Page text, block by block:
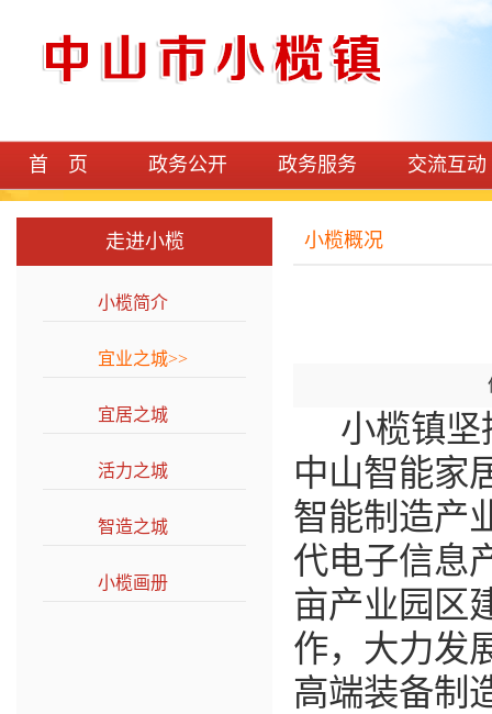
首 页 政务公开 政务服务 交流互动
走进小榄
小榄简介
宜业之城>>
宜居之城
活力之城
智造之城
小榄画册
小榄概况
小榄镇坚
中山智能家
智能制造产
代电子信息
亩产业园区
作，大力发
高端装备制